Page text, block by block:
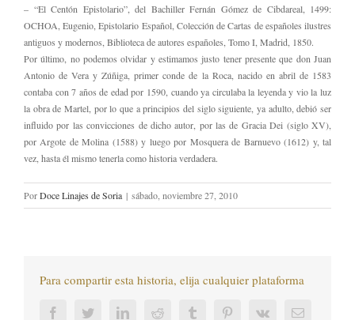
– “El Centón Epistolario”, del Bachiller Fernán Gómez de Cibdareal, 1499:
OCHOA, Eugenio, Epistolario Español, Colección de Cartas de españoles ilustres
antiguos y modernos, Biblioteca de autores españoles, Tomo I, Madrid, 1850.
Por último, no podemos olvidar y estimamos justo tener presente que don Juan
Antonio de Vera y Zúñiga, primer conde de la Roca, nacido en abril de 1583
contaba con 7 años de edad por 1590, cuando ya circulaba la leyenda y vio la luz
la obra de Martel, por lo que a principios del siglo siguiente, ya adulto, debió ser
influido por las convicciones de dicho autor, por las de Gracia Dei (siglo XV),
por Argote de Molina (1588) y luego por Mosquera de Barnuevo (1612) y, tal
vez, hasta él mismo tenerla como historia verdadera.
PorDoce Linajes de Soria | sábado, noviembre 27, 2010
Para compartir esta historia, elija cualquier plataforma
FacebookTwitterLinkedInReddit Tumblr PinterestVk
Correo